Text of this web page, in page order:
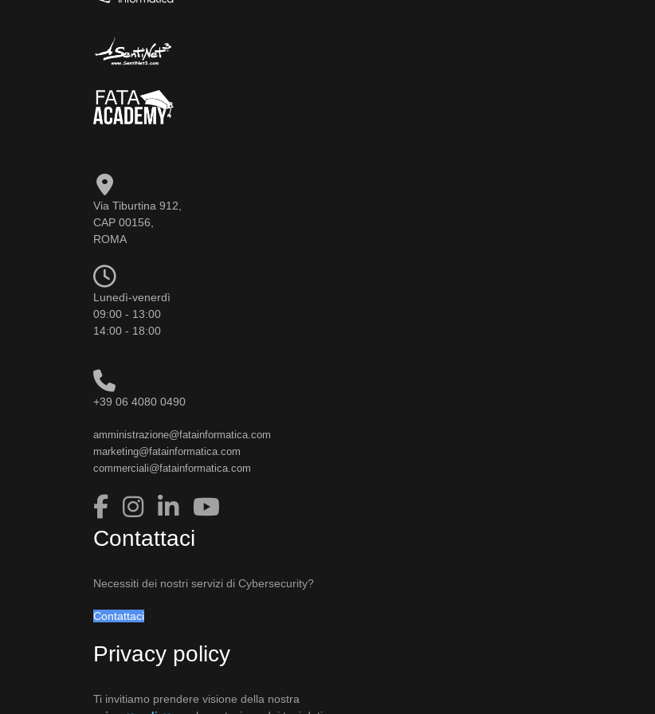
Via Tiburtina 912,
CAP 00156,
ROMA
Lunedì-venerdì
09:00 - 13:00
14:00 - 18:00
+39 06 4080 0490
amministrazione@fatainformatica.com
marketing@fatainformatica.com
commerciali@fatainformatica.com
Contattaci
Necessiti dei nostri servizi di Cybersecurity?
Contattaci
Privacy policy
Ti invitiamo prendere visione della nostra